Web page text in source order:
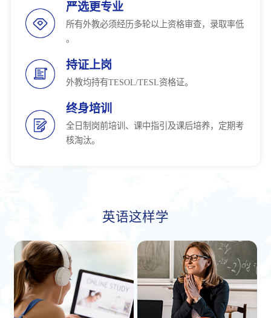
严选更专业
所有外教必须经历多轮以上资格审查，录取率低
。
持证上岗
外教均持有TESOL/TESL资格证。
终身培训
全日制岗前培训、课中指引及课后培养，定期考
核淘汰。
英语这样学